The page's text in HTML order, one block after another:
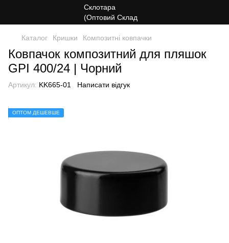
Каталог Кришки Композитні ковпачки
Ковпачок композитний для пляшок
GPI 400/24 | Чорний
Артикул: KK665-01 Написати відгук
ОПТОМ ДЕШЕВШЕ